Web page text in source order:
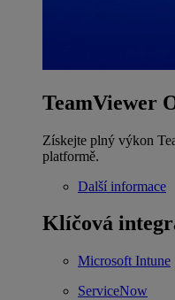
TeamViewer
Získejte plný výkon
platformě.
Další informace
Klíčová
Microsoft Intune
ServiceNow